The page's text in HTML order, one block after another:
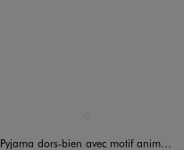
Pyjama dors-bien avec motif animé lion bébé garçon